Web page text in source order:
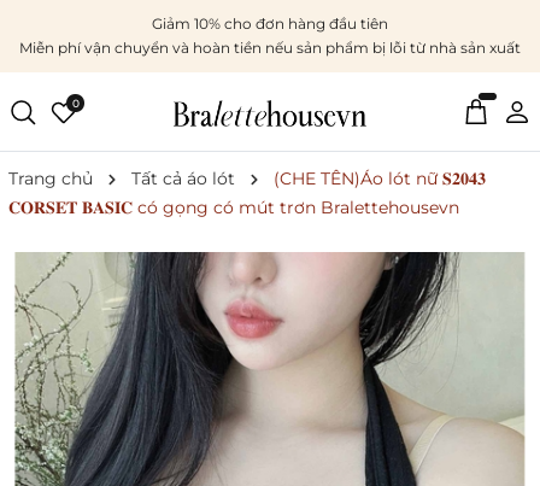
Giảm 10% cho đơn hàng đầu tiên
Miễn phí vận chuyển và hoàn tiền nếu sản phẩm bị lỗi từ nhà sản xuất
0
Trang chủ Tất cả áo lót
(CHE TÊN)Áo lót nữ 𝐒𝟐𝟎𝟒𝟑
𝐂𝐎𝐑𝐒𝐄𝐓 𝐁𝐀𝐒𝐈𝐂 có gọng có mút trơn Bralettehousevn